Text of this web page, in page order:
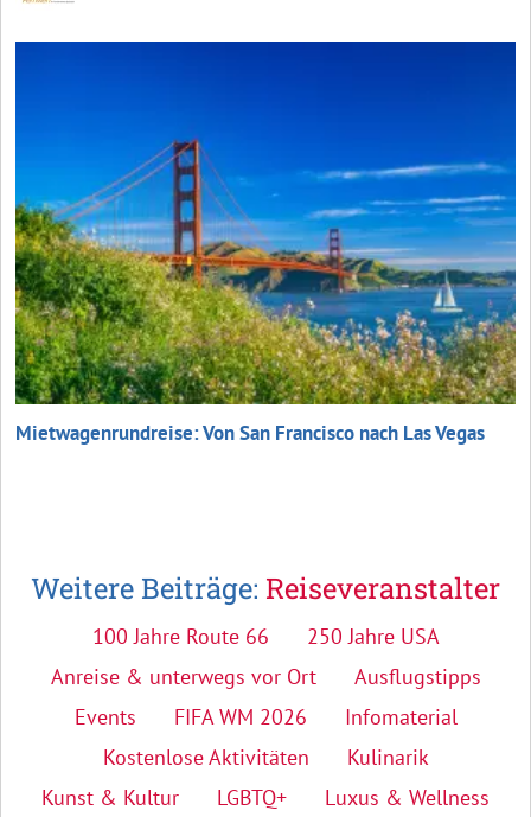
Mietwagenrundreise: Von San Francisco nach Las Vegas
Weitere Beiträge: Reiseveranstalter
100 Jahre Route 66
250 Jahre USA
Anreise & unterwegs vor Ort
Ausflugstipps
Events
FIFA WM 2026
Infomaterial
Kostenlose Aktivitäten
Kulinarik
Kunst & Kultur
LGBTQ+
Luxus & Wellness